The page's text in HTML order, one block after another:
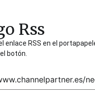
Rss
enlace RSS en el
botón.